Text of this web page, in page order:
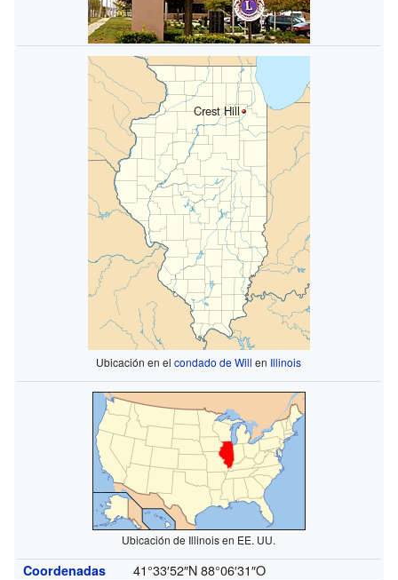
Crest Hill
Ubicación en elcondado de Will en Illinois
Ubicación de Illinois en EE. UU.
Coordenadas 41°33′52″N 88°06′31″O